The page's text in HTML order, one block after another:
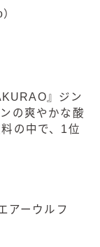
』ジン
の爽やかな酸
の中で、1位
アーウルフ